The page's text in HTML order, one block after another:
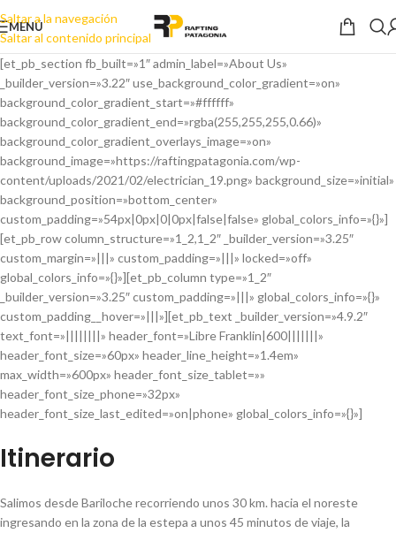
Saltar a la navegación
Saltar al contenido principal
MENÚ
[et_pb_section fb_built=»1″ admin_label=»About Us»
_builder_version=»3.22″ use_background_color_gradient=»on»
background_color_gradient_start=»#ffffff»
background_color_gradient_end=»rgba(255,255,255,0.66)»
background_color_gradient_overlays_image=»on»
background_image=»https://raftingpatagonia.com/wp-
content/uploads/2021/02/electrician_19.png» background_size=»initial»
background_position=»bottom_center»
custom_padding=»54px|0px|0|0px|false|false» global_colors_info=»{}»]
[et_pb_row column_structure=»1_2,1_2″ _builder_version=»3.25″
custom_margin=»|||» custom_padding=»|||» locked=»off»
global_colors_info=»{}»][et_pb_column type=»1_2″
_builder_version=»3.25″ custom_padding=»|||» global_colors_info=»{}»
custom_padding__hover=»|||»][et_pb_text _builder_version=»4.9.2″
text_font=»||||||||» header_font=»Libre Franklin|600|||||||»
header_font_size=»60px» header_line_height=»1.4em»
max_width=»600px» header_font_size_tablet=»»
header_font_size_phone=»32px»
header_font_size_last_edited=»on|phone» global_colors_info=»{}»]
Itinerario
Salimos desde Bariloche recorriendo unos 30 km. hacia el noreste
ingresando en la zona de la estepa a unos 45 minutos de viaje, la